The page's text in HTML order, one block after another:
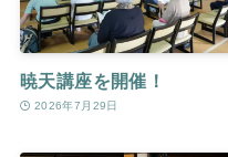
暁天講座を開催！
2026年7月29日